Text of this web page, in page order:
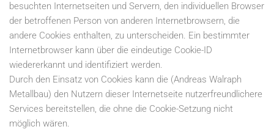
besuchten Internetseiten und Servern, den individuellen Browser
der betroffenen Person von anderen Internetbrowsern, die
andere Cookies enthalten, zu unterscheiden. Ein bestimmter
Internetbrowser kann über die eindeutige Cookie-ID
wiedererkannt und identifiziert werden.
Durch den Einsatz von Cookies kann die (Andreas Walraph
Metallbau) den Nutzern dieser Internetseite nutzerfreundlichere
Services bereitstellen, die ohne die Cookie-Setzung nicht
möglich wären.